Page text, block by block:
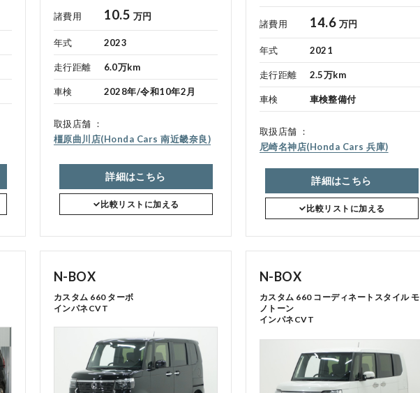
諸費用 10.5 万円
年式 2023
走行距離 6.0万km
車検 2028年/令和10年2月
取扱店舗
橿原曲川店(Honda Cars 南近畿奈良)
詳細はこちら
比較リストに加える
諸費用 14.6 万円
年式 2021
走行距離 2.5万km
車検 車検整備付
取扱店舗
尼崎名神店(Honda Cars 兵庫)
詳細はこちら
比較リストに加える
N-BOX
カスタム 660 ターボ
インパネCVT
N-BOX
カスタム 660 コーディネートスタイル モ
ノトーン
インパネCVT